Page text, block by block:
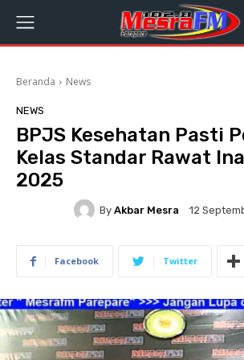
Beranda News
NEWS
BPJS Kesehatan Pasti
Kelas Standar Rawat
2025
By Akbar Mesra 12
Facebook Twitter